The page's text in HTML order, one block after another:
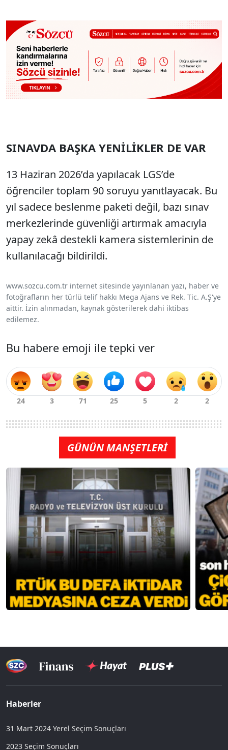
SINAVDA BAŞKA YENİLİKLER DE VAR
13 Haziran 2026’da yapılacak LGS’de
öğrenciler toplam 90 soruyu yanıtlayacak. Bu
yıl sadece beslenme paketi değil, bazı sınav
merkezlerinde güvenliği artırmak amacıyla
yapay zekâ destekli kamera sistemlerinin de
kullanılacağı bildirildi.
www.sozcu.com.tr internet sitesinde yayınlanan yazı, haber ve
fotoğrafların her türlü telif hakkı Mega Ajans ve Rek. Tic. A.Ş'ye
aittir. İzin alınmadan, kaynak gösterilerek dahi iktibas
edilemez.
Bu habere emoji ile tepki ver
GÜNÜN MANŞETLERİ
Haberler
31 Mart 2024 Yerel Seçim Sonuçları
2023 Seçim Sonuçları